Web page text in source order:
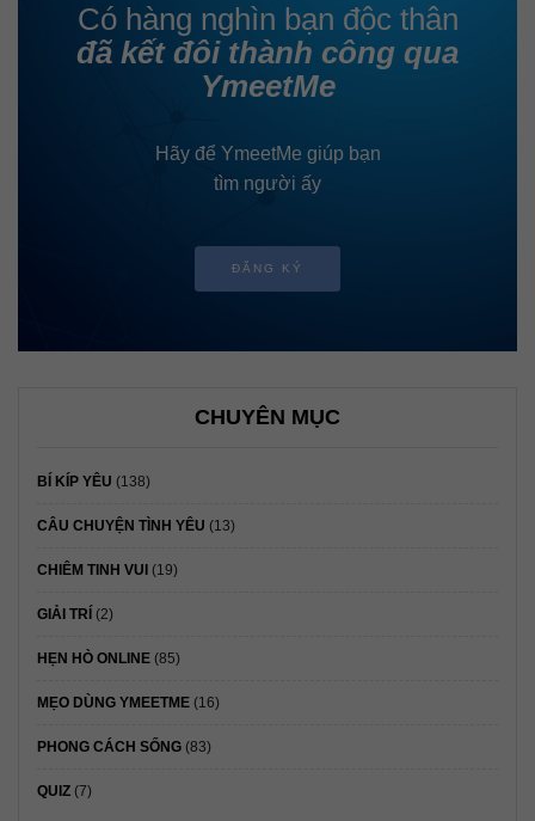
Có hàng nghìn bạn độc thân
đã kết đôi thành công qua
YmeetMe
Hãy để YmeetMe giúp bạn
tìm người ấy
ĐĂNG KÝ
CHUYÊN MỤC
BÍ KÍP YÊU (138)
CÂU CHUYỆN TÌNH YÊU (13)
CHIÊM TINH VUI (19)
GIẢI TRÍ (2)
HẸN HÒ ONLINE (85)
MẸO DÙNG YMEETME (16)
PHONG CÁCH SỐNG (83)
QUIZ (7)